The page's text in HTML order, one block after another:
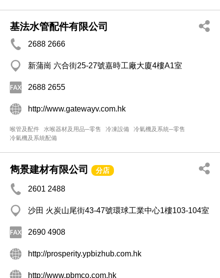
基法水管配件有限公司
2688 2666
新蒲崗 六合街25-27號嘉時工廠大廈4樓A1室
2688 2655
http://www.gatewayv.com.hk
喉管及配件 水喉器材及用品─零售 冷凍設備
冷氣機及系統─零售
冷氣機及系統配備
雋景建材有限公司 分店
2601 2488
沙田 火炭山尾街43-47號環球工業中心1樓103-104室
2690 4908
http://prosperity.ypbizhub.com.hk
http://www.pbmco.com.hk